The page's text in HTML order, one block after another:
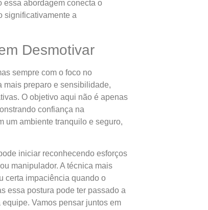
essa abordagem conecta o
significativamente a
Desmotivar
sempre com o foco no
mais preparo e sensibilidade,
O objetivo aqui não é apenas
confiança na
um ambiente tranquilo e seguro,
iniciar reconhecendo esforços
manipulador. A técnica mais
certa impaciência quando o
essa postura pode ter passado a
Vamos pensar juntos em